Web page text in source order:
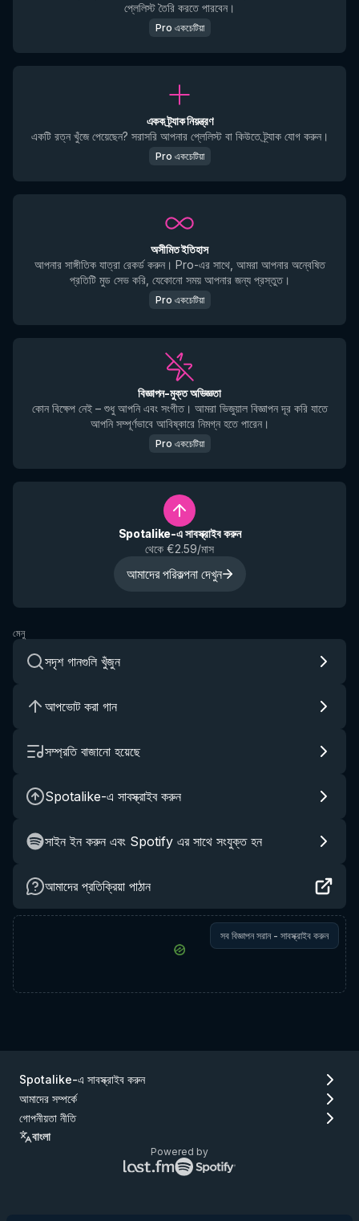
প্লেলিস্ট তৈরি করতে পারবেন।
Pro একচেটিয়া
একক ট্র্যাক নিয়ন্ত্রণ
একটি রত্ন খুঁজে পেয়েছেন? সরাসরি আপনার প্লেলিস্ট বা কিউতে ট্র্যাক যোগ করুন।
Pro একচেটিয়া
অসীমিত ইতিহাস
আপনার সাঙ্গীতিক যাত্রা রেকর্ড করুন। Pro-এর সাথে, আমরা আপনার অন্বেষিত
প্রতিটি মুড সেভ করি, যেকোনো সময় আপনার জন্য প্রস্তুত।
Pro একচেটিয়া
বিজ্ঞাপন-মুক্ত অভিজ্ঞতা
কোন বিক্ষেপ নেই – শুধু আপনি এবং সংগীত। আমরা ভিজুয়াল বিজ্ঞাপন দূর করি যাতে
আপনি সম্পূর্ণভাবে আবিষ্কারে নিমগ্ন হতে পারেন।
Pro একচেটিয়া
Spotalike-এ সাবস্ক্রাইব করুন
থেকে €2.59/মাস
আমাদের পরিকল্পনা দেখুন
মেনু
সদৃশ গানগুলি খুঁজুন
আপভোট করা গান
সম্প্রতি বাজানো হয়েছে
Spotalike-এ সাবস্ক্রাইব করুন
সাইন ইন করুন এবং Spotify এর সাথে সংযুক্ত হন
আমাদের প্রতিক্রিয়া পাঠান
সব বিজ্ঞাপন সরান - সাবস্ক্রাইব করুন
Spotalike-এ সাবস্ক্রাইব করুন
আমাদের সম্পর্কে
গোপনীয়তা নীতি
বাংলা
Powered by
Lastfm
লোগো